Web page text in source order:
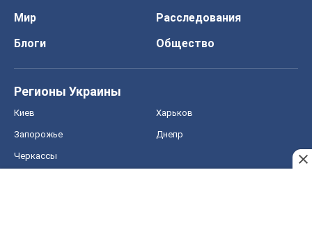
Мир
Расследования
Блоги
Общество
Регионы Украины
Киев Харьков
Запорожье Днепр
Черкассы